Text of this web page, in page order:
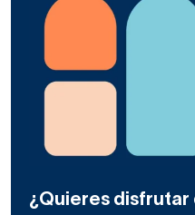
pálido con patitas de
dulce y cálido a la
contrario vas a decorar un
mueble de baño rosa chicle
con muebles de baño de
¿Quieres disfrutar